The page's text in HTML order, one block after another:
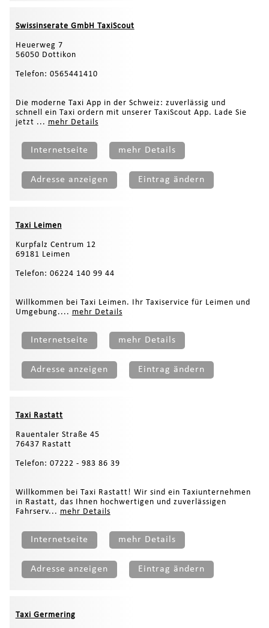
Swissinserate GmbH TaxiScout
Heuerweg 7
56050 Dottikon
Telefon: 0565441410
Die moderne Taxi App in der Schweiz: zuverlässig und
schnell ein Taxi ordern mit unserer TaxiScout App. Lade Sie
jetzt ... mehr Details
Internetseite mehr Details
Adresse anzeigen Eintrag ändern
Taxi Leimen
Kurpfalz Centrum 12
69181 Leimen
Telefon: 06224 140 99 44
Willkommen bei Taxi Leimen. Ihr Taxiservice für Leimen und
Umgebung.... mehr Details
Internetseite mehr Details
Adresse anzeigen Eintrag ändern
Taxi Rastatt
Rauentaler Straße 45
76437 Rastatt
Telefon: 07222 - 983 86 39
Willkommen bei Taxi Rastatt! Wir sind ein Taxiunternehmen
in Rastatt, das Ihnen hochwertigen und zuverlässigen
Fahrserv... mehr Details
Internetseite mehr Details
Adresse anzeigen Eintrag ändern
Taxi Germering